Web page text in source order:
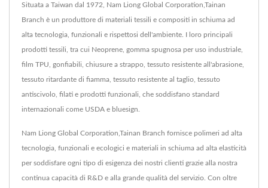
Situata a Taiwan dal 1972, Nam Liong Global Corporation,Tainan
Branch è un produttore di materiali tessili e compositi in schiuma ad
alta tecnologia, funzionali e rispettosi dell'ambiente. I loro principali
prodotti tessili, tra cui Neoprene, gomma spugnosa per uso industriale,
film TPU, gonfiabili, chiusure a strappo, tessuto resistente all'abrasione,
tessuto ritardante di fiamma, tessuto resistente al taglio, tessuto
antiscivolo, filati e prodotti funzionali, che soddisfano standard
internazionali come USDA e bluesign.
Nam Liong Global Corporation,Tainan Branch fornisce polimeri ad alta
tecnologia, funzionali e ecologici e materiali in schiuma ad alta elasticità
per soddisfare ogni tipo di esigenza dei nostri clienti grazie alla nostra
continua capacità di R&D e alla grande qualità del servizio. Con oltre